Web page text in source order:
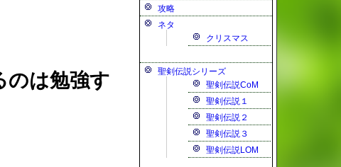
のは勉強す
攻略
ネタ
クリスマス
聖剣伝説シリーズ
聖剣伝説CoM
聖剣伝説１
聖剣伝説２
聖剣伝説３
聖剣伝説LOM